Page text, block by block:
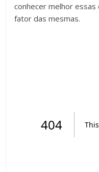
conhecer melhor essas
fator das mesmas.